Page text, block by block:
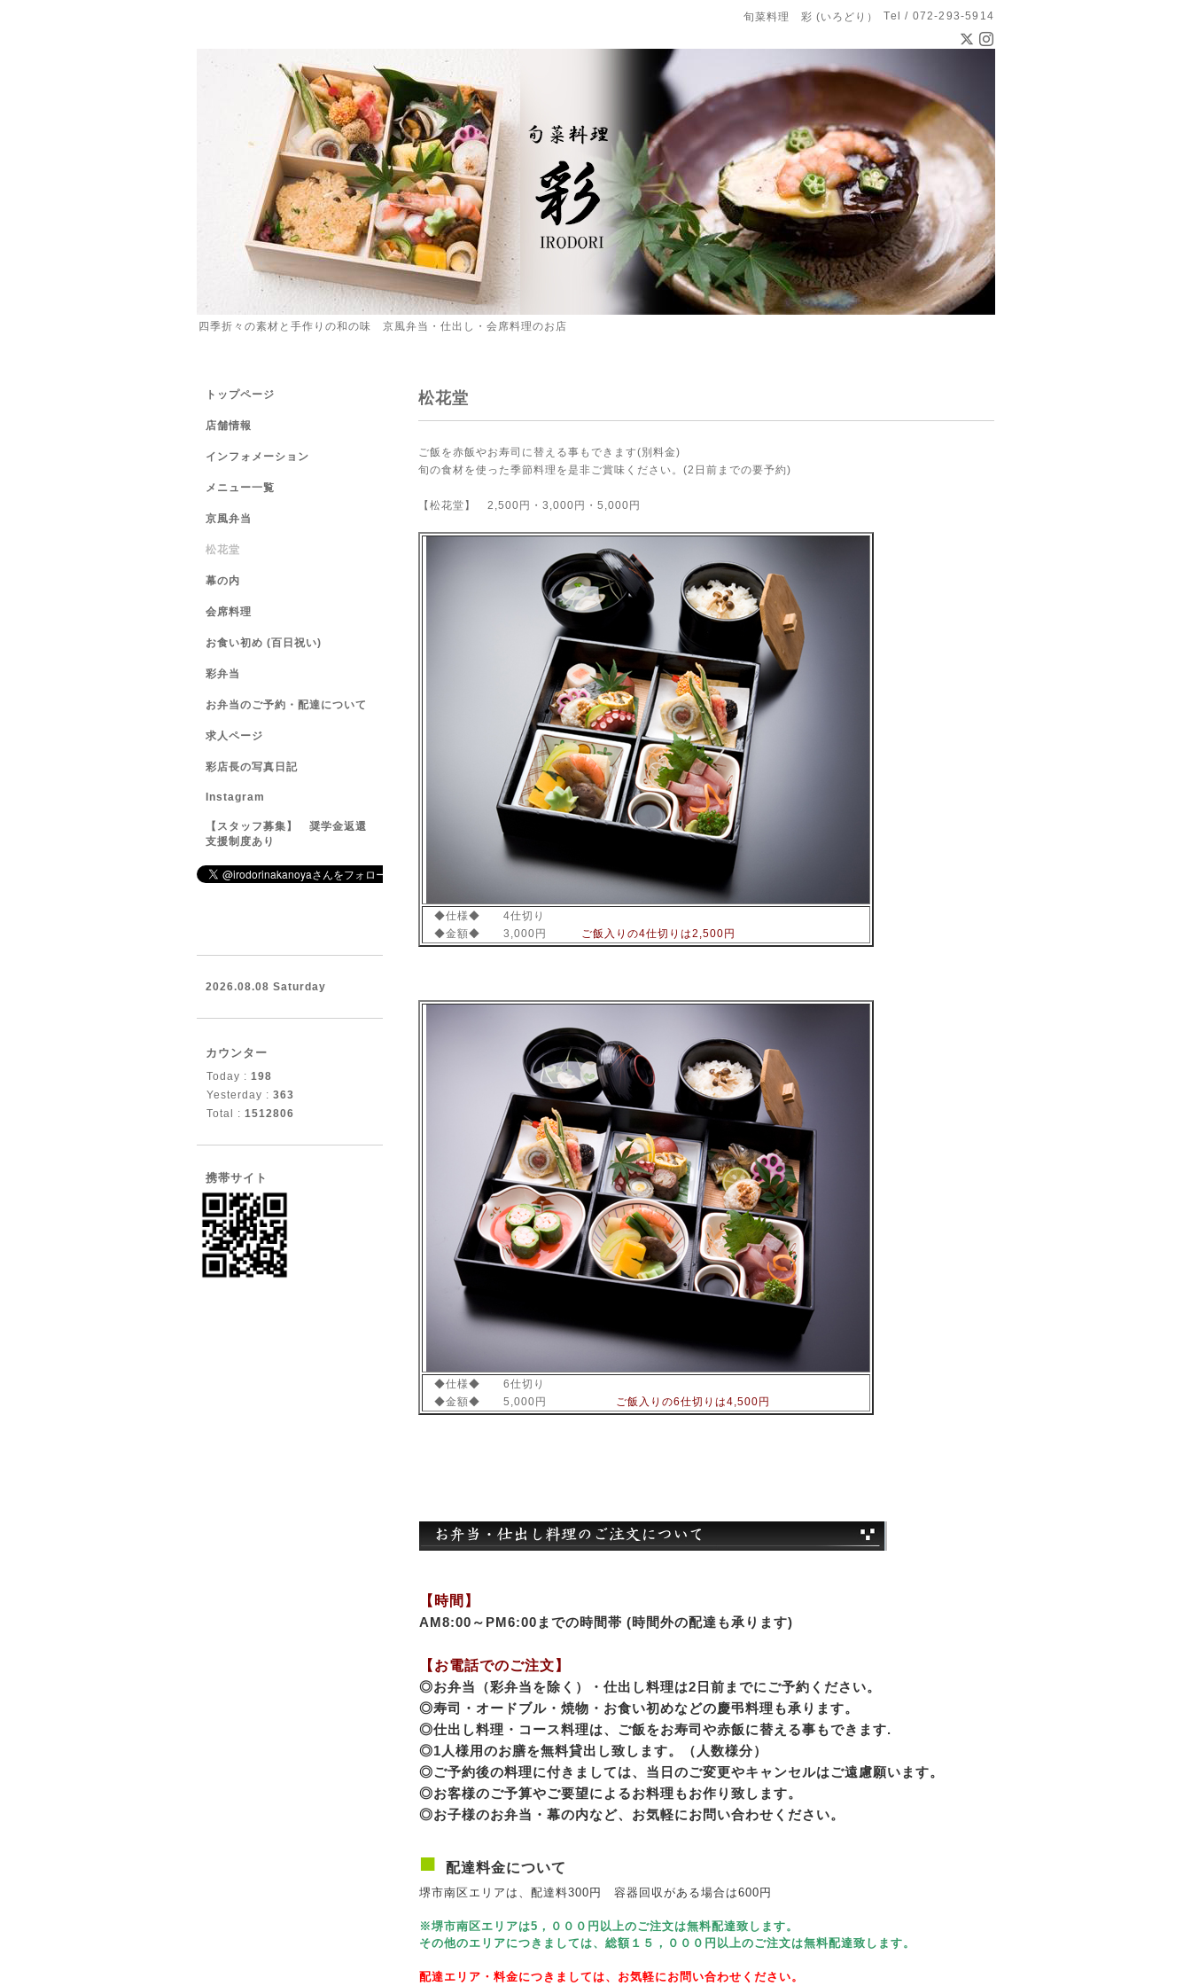
旬菜料理 彩 (いろどり） Tel / 072-293-5914
四季折々の素材と手作りの和の味 京風弁当・仕出し・会席料理のお店
松花堂
ご飯を赤飯やお寿司に替える事もできます(別料金)
旬の食材を使った季節料理を是非ご賞味ください。(2日前までの要予約)
【松花堂】 2,500円・3,000円・5,000円
◆仕様◆ 4仕切り
◆金額◆ 3,000円
ご飯 入りの4仕切りは2,500円
◆仕様◆ 6仕切り
◆金額◆ 5,000円
ご飯 入りの6仕切りは4,500円
【時間】
AM8:00～PM6:00までの時間帯 (時間外の配達も承ります)
【お電話でのご注文】
◎お弁当（彩弁当を除く）・仕出し料理は2日前までにご予約ください。
◎寿司・オードブル・焼物・お食い初めなどの慶弔料理も承ります。
◎仕出し料理・コース料理は、ご飯をお寿司や赤飯に替える事もできます.
◎1人様用のお膳を無料貸出し致します。（人数様分）
◎ご予約後の料理に付きましては、当日のご変更やキャンセルはご遠慮願います。
◎お客様のご予算やご要望によるお料理もお作り致します。
◎お子様のお弁当・幕の内など、お気軽にお問い合わせください。
■ 配達料金について
堺市南区エリアは、配達料300円 容器回収がある場合は600円
※堺市南区エリアは5，０００円以上のご注文は無料配達致します。
その他のエリアにつきましては、総額１５，０００円以上のご注文は無料配達致します。
配達エリア・料金につきましては、お気軽にお問い合わせください。
トップページ
店舗情報
インフォメーション
メニュー一覧
京風弁当
松花堂
幕の内
会席料理
お食い初め (百日祝い)
彩弁当
お弁当のご予約・配達について
求人ページ
彩店長の写真日記
Instagram
【スタッフ募集】 奨学金返還
支援制度あり
2026.08.08 Saturday
カウンター
Today : 198
Yesterday : 363
Total : 1512806
携帯サイト